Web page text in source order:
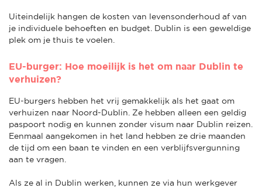
Uiteindelijk hangen de kosten van levensonderhoud af van
je individuele behoeften en budget. Dublin is een geweldige
plek om je thuis te voelen.
EU-burger: Hoe moeilijk is het om naar Dublin te
verhuizen?
EU-burgers hebben het vrij gemakkelijk als het gaat om
verhuizen naar Noord-Dublin. Ze hebben alleen een geldig
paspoort nodig en kunnen zonder visum naar Dublin reizen.
Eenmaal aangekomen in het land hebben ze drie maanden
de tijd om een baan te vinden en een verblijfsvergunning
aan te vragen.
Als ze al in Dublin werken, kunnen ze via hun werkgever